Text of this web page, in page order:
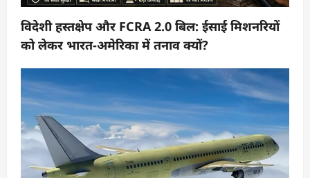
विदेशी हस्तक्षेप और FCRA 2.0 बिल: ईसाई मिशनरियों
को लेकर भारत-अमेरिका में तनाव क्यों?